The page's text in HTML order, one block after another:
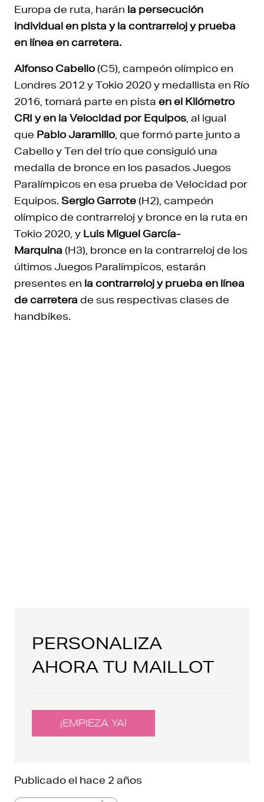
Europa de ruta, harán la persecución
individual en pista y la contrarreloj y prueba
en línea en carretera.
Alfonso Cabello (C5), campeón olímpico en
Londres 2012 y Tokio 2020 y medallista en Río
2016, tomará parte en pista en el Kilómetro
CRI y en la Velocidad por Equipos, al igual
que Pablo Jaramillo, que formó parte junto a
Cabello y Ten del trío que consiguió una
medalla de bronce en los pasados Juegos
Paralímpicos en esa prueba de Velocidad por
Equipos. Sergio Garrote (H2), campeón
olímpico de contrarreloj y bronce en la ruta en
Tokio 2020, y Luis Miguel García-
Marquina (H3), bronce en la contrarreloj de los
últimos Juegos Paralímpicos, estarán
presentes en la contrarreloj y prueba en línea
de carretera de sus respectivas clases de
handbikes.
PERSONALIZA
AHORA TU MAILLOT
¡EMPIEZA YA!
Publicado el hace 2 años